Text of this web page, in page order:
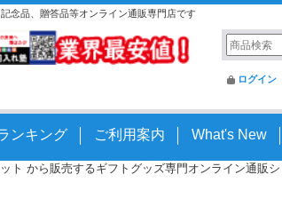
念品、贈答品等オンライン通販専門店です
ログイン
ンキング ご利用案内 What's New
ト から販売するギフトグッズ専門オンライン通